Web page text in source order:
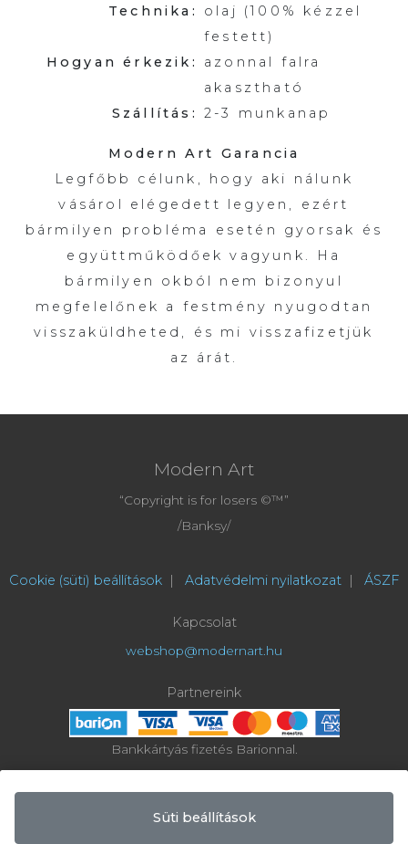
Technika: olaj (100% kézzel
festett)
Hogyan érkezik: azonnal falra
akasztható
Szállítás: 2-3 munkanap
Modern Art Garancia
Legfőbb célunk, hogy aki nálunk
vásárol elégedett legyen, ezért
bármilyen probléma esetén gyorsak és
együttműködőek vagyunk. Ha
bármilyen okból nem bizonyul
megfelelőnek a festmény nyugodtan
visszaküldheted, és mi visszafizetjük
az árát.
Modern Art
“Copyright is for losers ©™”
/Banksy/
Cookie (süti) beállítások | Adatvédelmi nyilatkozat | ÁSZF
Kapcsolat
webshop@modernart.hu
Partnereink
Bankkártyás fizetés Barionnal.
valósulnak meg.
A
szolgáltatást nyújtó Barion Payment Zrt. a Magyar Nemzeti Bank
Süti beállítások